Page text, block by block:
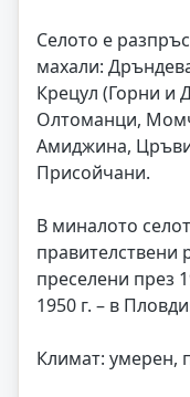
Селото е
махали:
Крецул (Горни и
Олтоманци,
Амиджина,
Присойчани.
В миналото
правителствени
преселени през
1950 г. – в
Климат: умерен,